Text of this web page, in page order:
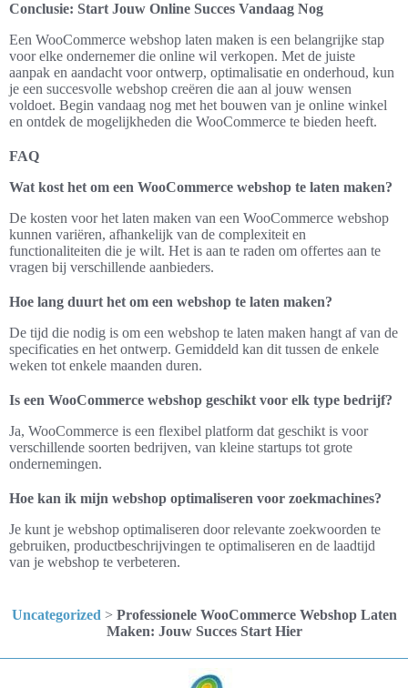
Conclusie: Start Jouw Online Succes Vandaag Nog
Een WooCommerce webshop laten maken is een belangrijke stap
voor elke ondernemer die online wil verkopen. Met de juiste
aanpak en aandacht voor ontwerp, optimalisatie en onderhoud, kun
je een succesvolle webshop creëren die aan al jouw wensen
voldoet. Begin vandaag nog met het bouwen van je online winkel
en ontdek de mogelijkheden die WooCommerce te bieden heeft.
FAQ
Wat kost het om een WooCommerce webshop te laten maken?
De kosten voor het laten maken van een WooCommerce webshop
kunnen variëren, afhankelijk van de complexiteit en
functionaliteiten die je wilt. Het is aan te raden om offertes aan te
vragen bij verschillende aanbieders.
Hoe lang duurt het om een webshop te laten maken?
De tijd die nodig is om een webshop te laten maken hangt af van de
specificaties en het ontwerp. Gemiddeld kan dit tussen de enkele
weken tot enkele maanden duren.
Is een WooCommerce webshop geschikt voor elk type bedrijf?
Ja, WooCommerce is een flexibel platform dat geschikt is voor
verschillende soorten bedrijven, van kleine startups tot grote
ondernemingen.
Hoe kan ik mijn webshop optimaliseren voor zoekmachines?
Je kunt je webshop optimaliseren door relevante zoekwoorden te
gebruiken, productbeschrijvingen te optimaliseren en de laadtijd
van je webshop te verbeteren.
Uncategorized > Professionele WooCommerce Webshop Laten
Maken: Jouw Succes Start Hier